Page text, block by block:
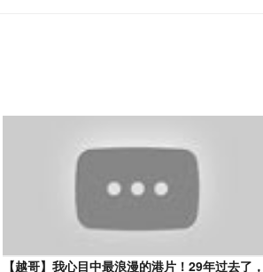
【越哥】我心目中最浪漫的港片！29年过去了，